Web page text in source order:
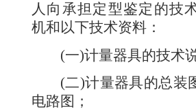
人向承担定型鉴定的技
机和以下技术资料：
(一)计量器具的技术
(二)计量器具的总装
电路图；